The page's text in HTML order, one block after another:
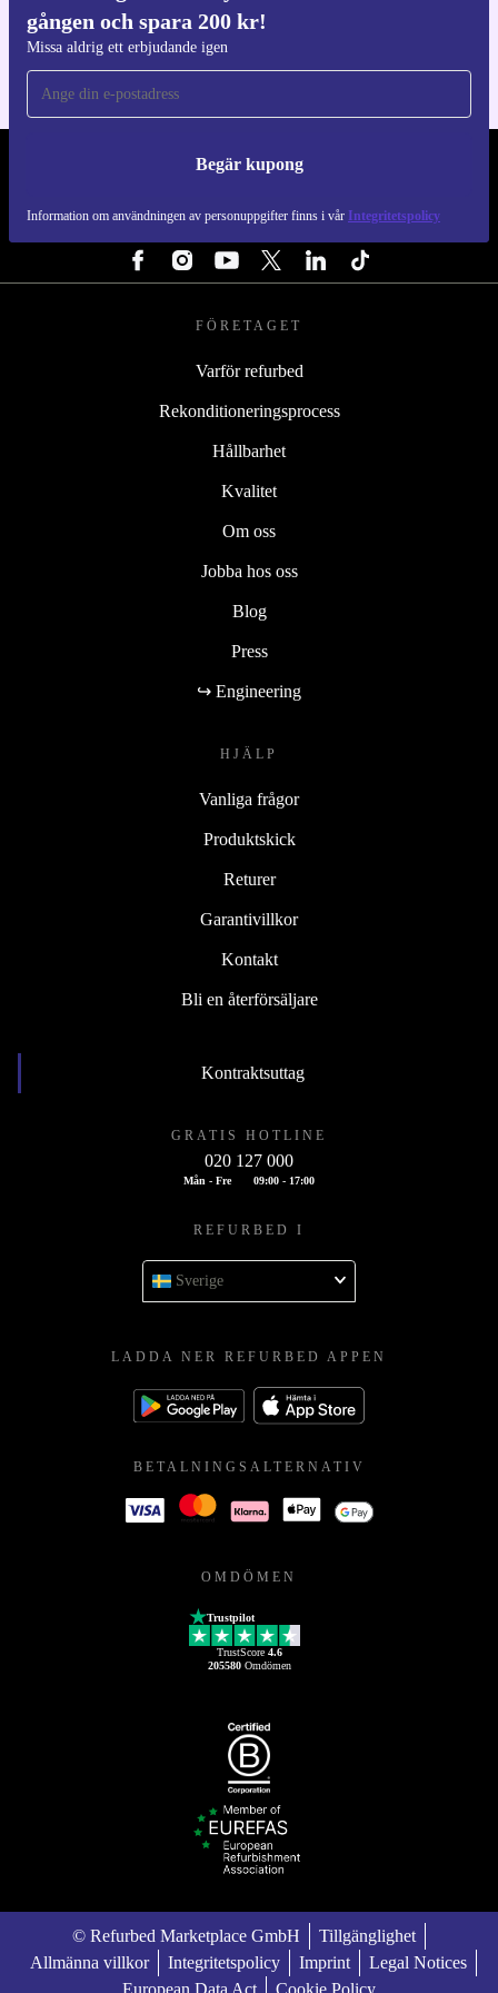
gången och spara 200 kr!
Missa aldrig ett erbjudande igen
Begär kupong
Information om användningen av personuppgifter finns i vår Integritetspolicy
För iOS och Android
REFURBED SVERIGE - RETHINK NEW.
FÖLJ OSS
FÖRETAGET
Varför refurbed
Rekonditioneringsprocess
Hållbarhet
Kvalitet
Om oss
Jobba hos oss
Blog
Press
↪ Engineering
HJÄLP
Vanliga frågor
Produktskick
Returer
Garantivillkor
Kontakt
Bli en återförsäljare
Kontraktsuttag
GRATIS HOTLINE
020 127 000
Mån - Fre 09:00 - 17:00
REFURBED I
Sverige
LADDA NER REFURBED APPEN
BETALNINGSALTERNATIV
OMDÖMEN
Trustpilot
TrustScore 4.6
205580Omdömen
© Refurbed Marketplace GmbH
Tillgänglighet
Allmänna villkor
Integritetspolicy Imprint
Legal Notices
European Data Act
Cookie Policy